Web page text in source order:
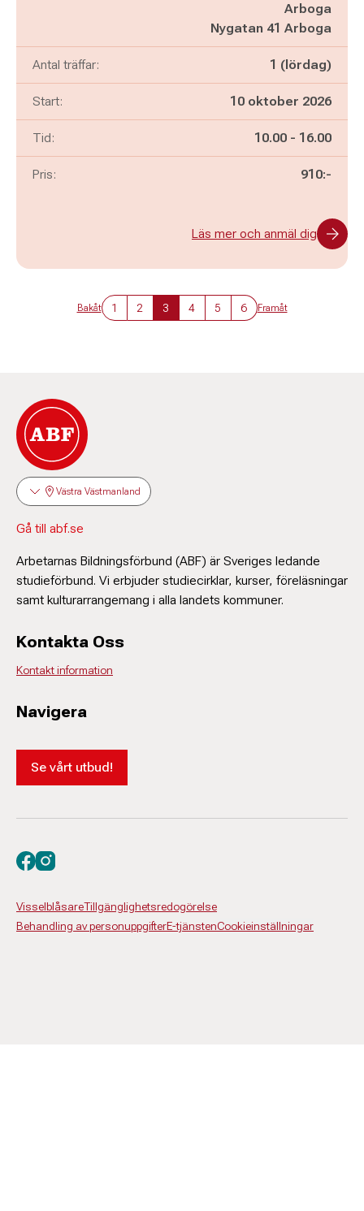
Arboga
Nygatan 41 Arboga
Antal träffar: 1 (lördag)
Start: 10 oktober 2026
Tid: Pågår mellan
10.00 - och
16.00
Pris: 910:-
Läs mer och anmäl dig
Bakåt 1 2 3 4 5 6 Framåt
Västra Västmanland
Gå till abf.se
Arbetarnas Bildningsförbund (ABF) är Sveriges ledande
studieförbund. Vi erbjuder studiecirklar, kurser, föreläsningar
samt kulturarrangemang i alla landets kommuner.
Kontakta Oss
Kontakt information
Navigera
Se vårt utbud!
VisselblåsareTillgänglighetsredogörelse
Behandling av personuppgifterE-tjänstenCookieinställningar
Besök oss på facebook
Besök oss på instagram